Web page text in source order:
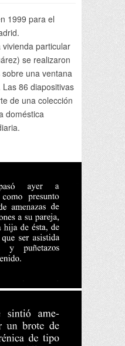
1999 para el
particular
se realizaron
una ventana
86 diapositivas
de una colección
doméstica